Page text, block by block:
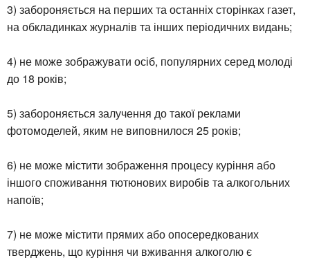
3) забороняється на перших та останніх сторінках газет,
на обкладинках журналів та інших періодичних видань;
4) не може зображувати осіб, популярних серед молоді
до 18 років;
5) забороняється залучення до такої реклами
фотомоделей, яким не виповнилося 25 років;
6) не може містити зображення процесу куріння або
іншого споживання тютюнових виробів та алкогольних
напоїв;
7) не може містити прямих або опосередкованих
тверджень, що куріння чи вживання алкоголю є